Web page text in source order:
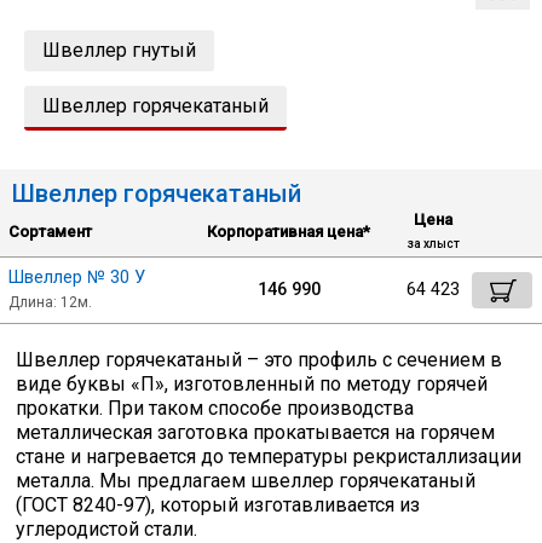
Труба
Лист
Уголок
Балка
Квадрат
Полоса
Швеллер гнутый
Швеллер горячекатаный
Сбросить настройки фильтра
Ок
Швеллер горячекатаный
Сортамент Корпоративная цена*
Цена
за хлыст
Швеллер № 30 У
Длина: 12м.
146 990 64 423
Швеллер горячекатаный – это профиль с сечением в
виде буквы «П», изготовленный по методу горячей
прокатки. При таком способе производства
металлическая заготовка прокатывается на горячем
стане и нагревается до температуры рекристаллизации
металла. Мы предлагаем швеллер горячекатаный
(ГОСТ 8240-97), который изготавливается из
углеродистой стали.